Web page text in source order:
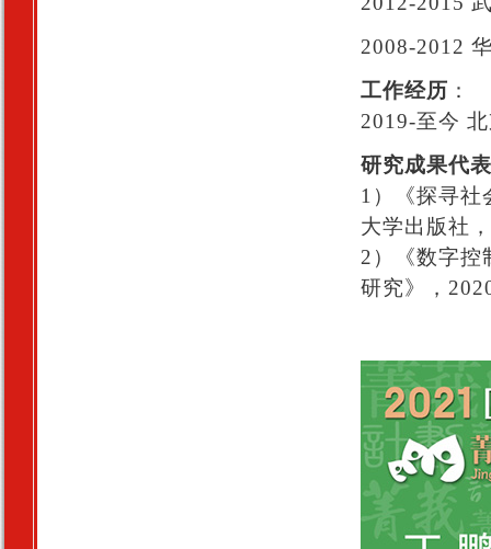
2008-2012
工作经历 ：
2019-至今
研究成果代
1）《探寻社
大学出版社
2）《数字
研究》，